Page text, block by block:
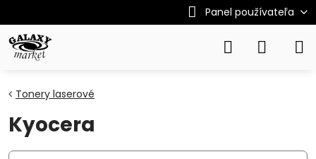
Panel používateľa
Tonery laserové
Kyocera